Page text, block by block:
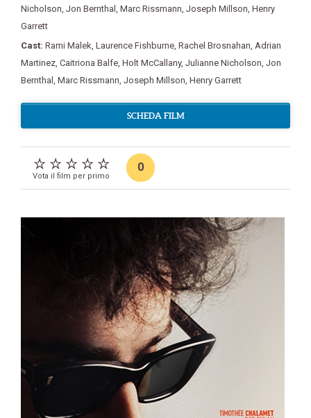
Nicholson Jon Bernthal Marc Rissmann Joseph Millson Henry
Garrett
Cast: Rami Malek Laurence Fishburne Rachel Brosnahan Adrian
Martinez Caitriona Balfe Holt McCallany, Julianne Nicholson Jon
Bernthal
Marc Rissmann Joseph Millson Henry Garrett
SCHEDA FILM
Vota il film per primo
0